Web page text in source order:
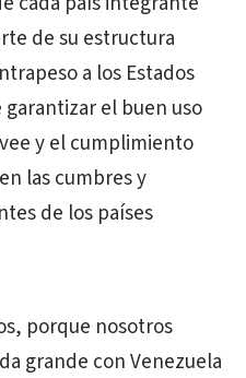
de su estructura
a los Estados
el buen uso
y el cumplimiento
las cumbres y
de los países
porque nosotros
grande con Venezuela